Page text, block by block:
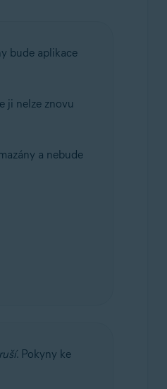
bude aplikace
ji nelze znovu
a nebude
. Pokyny ke